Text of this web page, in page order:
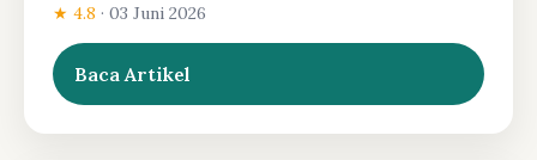
★ 4.8 · 03 Juni 2026
Baca Artikel